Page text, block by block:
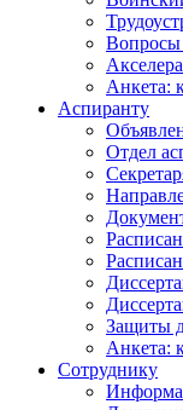
Вопросы
Анкета:
Аспиранту
Отдел
Защиты
Анкета:
Сотруднику